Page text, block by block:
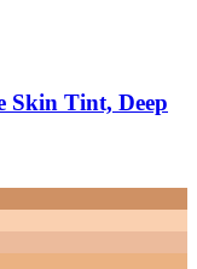
Skin Tint, Deep